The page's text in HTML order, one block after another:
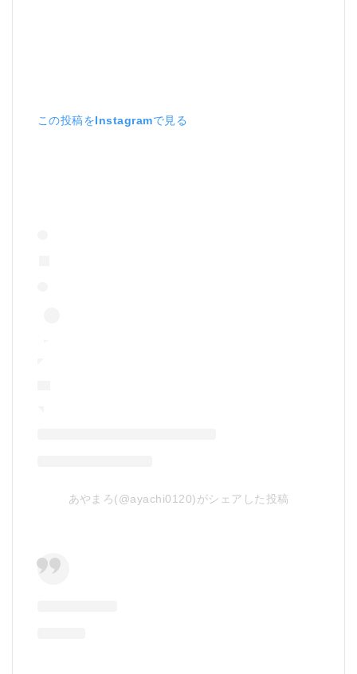
この投稿をInstagramで見る
あやまろ(@ayachi0120)がシェアした投稿